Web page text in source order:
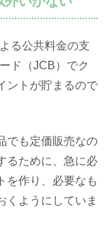
る公共料金の支
ド（JCB）でク
ントが貯まるので
でも定価販売なの
るために、急に必
を作り、必要なも
くようにしていま